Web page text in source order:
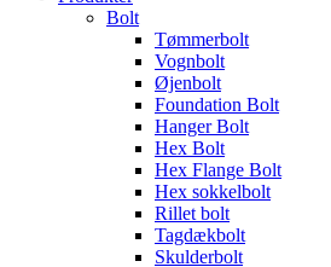
Bolt
Tømmerbolt
Vognbolt
Øjenbolt
Foundation Bolt
Hanger Bolt
Hex Bolt
Hex Flange Bolt
Hex sokkelbolt
Rillet bolt
Tagdækbolt
Skulderbolt